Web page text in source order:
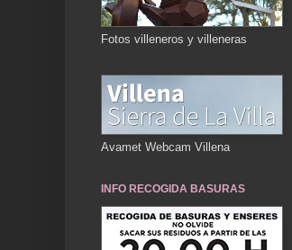
Fotos villeneros y villeneras
Avamet Webcam Villena
INFO RECOGIDA BASURAS